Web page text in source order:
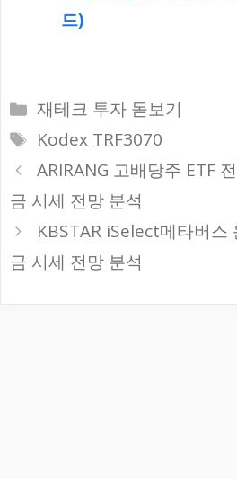
드)
카
테
리
재테크 투자 돋보기
태
그
Kodex TRF3070
ARIRANG 고배당주 ETF
금 시세 전망 분석
KBSTAR iSelect메타버스
금 시세 전망 분석